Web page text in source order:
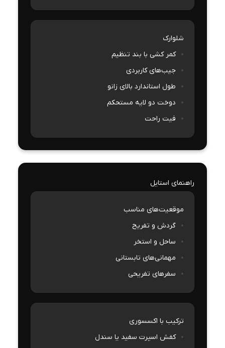
شلوارک
کمر کشی با بند تنظیم
جیب‌های کاربردی
طول استاندارد بالای زانو
دوخت دو لایه مستحکم
فیت راحت
راهنمای استایل
موقعیت‌های مناسب
گردش و تفریح
ساحل و استخر
مهمانی‌های تابستانی
سفرهای تفریحی
ترکیب با اکسسوری
کفش اسپرت سفید یا سندل